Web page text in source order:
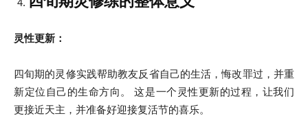
灵性更新：
四旬期的灵修实践帮助教友反省自己的生活，悔改罪过，并重
新定位自己的生命方向。 这是一个灵性更新的过程，让我们
更接近天主，并准备好迎接复活节的喜乐。